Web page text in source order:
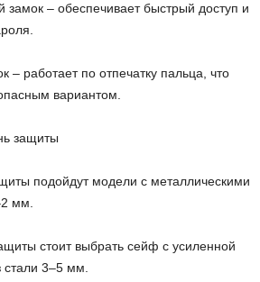
замок – обеспечивает быстрый доступ и
– работает по отпечатку пальца, что
вариантом.
защиты
подойдут модели с металлическими
мм.
стоит выбрать сейф с усиленной
стали 3–5 мм.